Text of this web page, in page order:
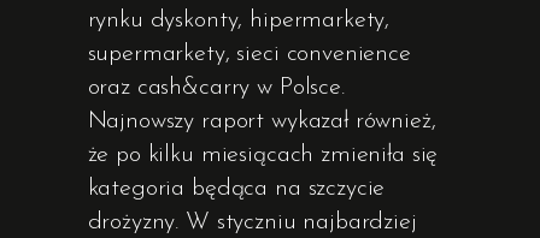
rynku dyskonty, hipermarkety,
supermarkety, sieci convenience
oraz cash&carry w Polsce.
Najnowszy raport wykazał również,
że po kilku miesiącach zmieniła się
kategoria będąca na szczycie
drożyzny. W styczniu najbardziej